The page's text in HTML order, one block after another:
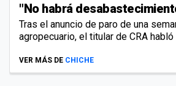
"No habrá
Tras el anuncio de paro de una
agropecuario, el titular de CRA habló
VER MÁS DE CHICHE